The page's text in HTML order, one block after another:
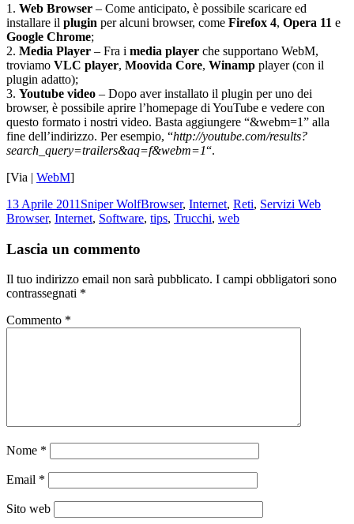
1. Web Browser – Come anticipato, è possibile scaricare ed
installare il plugin per alcuni browser, come Firefox 4, Opera 11 e
Google Chrome;
2. Media Player – Fra i media player che supportano WebM,
troviamo VLC player, Moovida Core, Winamp player (con il
plugin adatto);
3. Youtube video – Dopo aver installato il plugin per uno dei
browser, è possibile aprire l’homepage di YouTube e vedere con
questo formato i nostri video. Basta aggiungere “&webm=1” alla
fine dell’indirizzo. Per esempio, “http://youtube.com/results?
search_query=trailers&aq=f&webm=1“.
[Via | WebM]
Scritto
il
13 Aprile 2011 Autore
Sniper WolfCategorie
Browser, Internet, Reti, Servizi WebTag
Browser, Internet, Software, tips, Trucchi, web
Lascia un commento
Il tuo indirizzo email non sarà pubblicato. I campi obbligatori sono
contrassegnati *
Commento *
Nome *
Email *
Sito web